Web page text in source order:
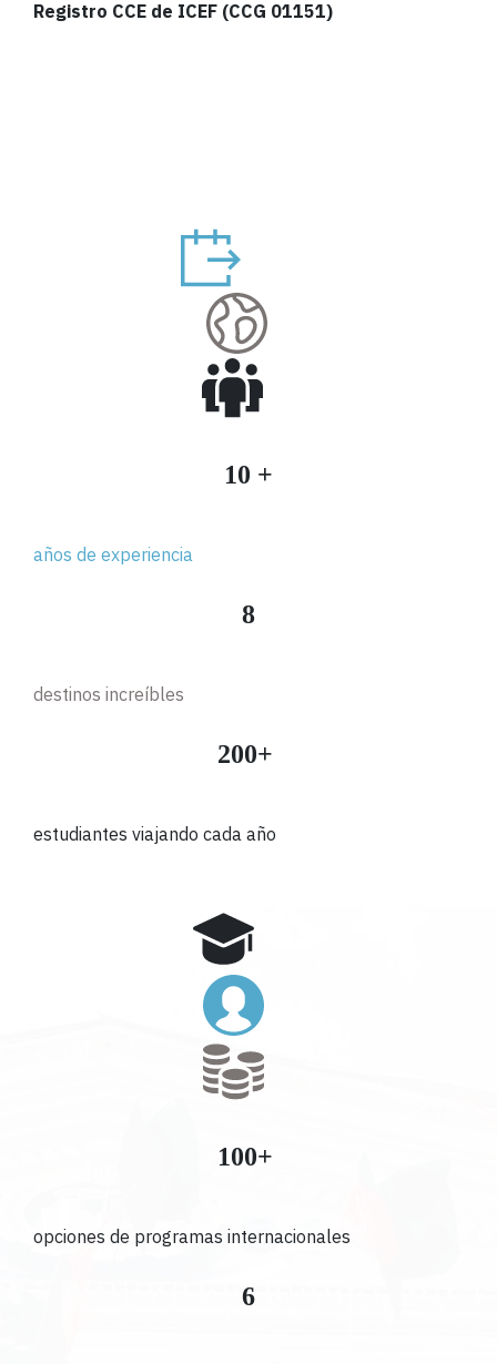
Registro CCE de ICEF (CCG 01151)
10 +
años de experiencia
8
destinos increíbles
200+
estudiantes viajando cada año
100+
opciones de programas internacionales
6